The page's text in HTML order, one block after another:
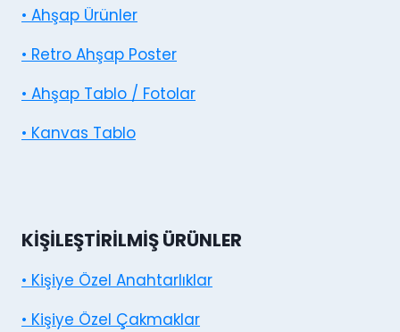
• Ahşap Ürünler
• Retro Ahşap Poster
• Ahşap Tablo / Fotolar
• Kanvas Tablo
KIŞILEŞTIRILMIŞ ÜRÜNLER
• Kişiye Özel Anahtarlıklar
• Kişiye Özel Çakmaklar